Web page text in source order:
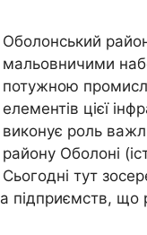
Оболонський
мальовничими
потужною
елементів цієї
виконує роль
району Оболоні
Сьогодні тут
підприємств, що